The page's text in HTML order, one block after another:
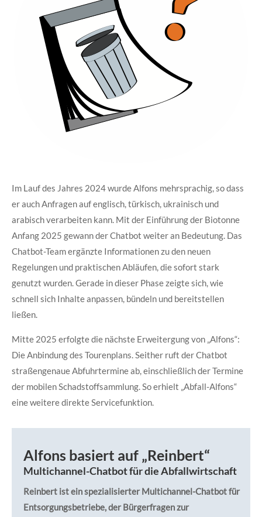
Im Lauf des Jahres 2024 wurde Alfons mehrsprachig, so dass
er auch Anfragen auf englisch, türkisch, ukrainisch und
arabisch verarbeiten kann. Mit der Einführung der Biotonne
Anfang 2025 gewann der Chatbot weiter an Bedeutung. Das
Chatbot-Team ergänzte Informationen zu den neuen
Regelungen und praktischen Abläufen, die sofort stark
genutzt wurden. Gerade in dieser Phase zeigte sich, wie
schnell sich Inhalte anpassen, bündeln und bereitstellen
ließen.
Mitte 2025 erfolgte die nächste Erweitergung von „Alfons“:
Die Anbindung des Tourenplans. Seither ruft der Chatbot
straßengenaue Abfuhrtermine ab, einschließlich der Termine
der mobilen Schadstoffsammlung. So erhielt „Abfall-Alfons“
eine weitere direkte Servicefunktion.
Alfons basiert auf „Reinbert“
Multichannel-Chatbot für die Abfallwirtschaft
Reinbert ist ein spezialisierter Multichannel-Chatbot für
Entsorgungsbetriebe, der Bürgerfragen zur